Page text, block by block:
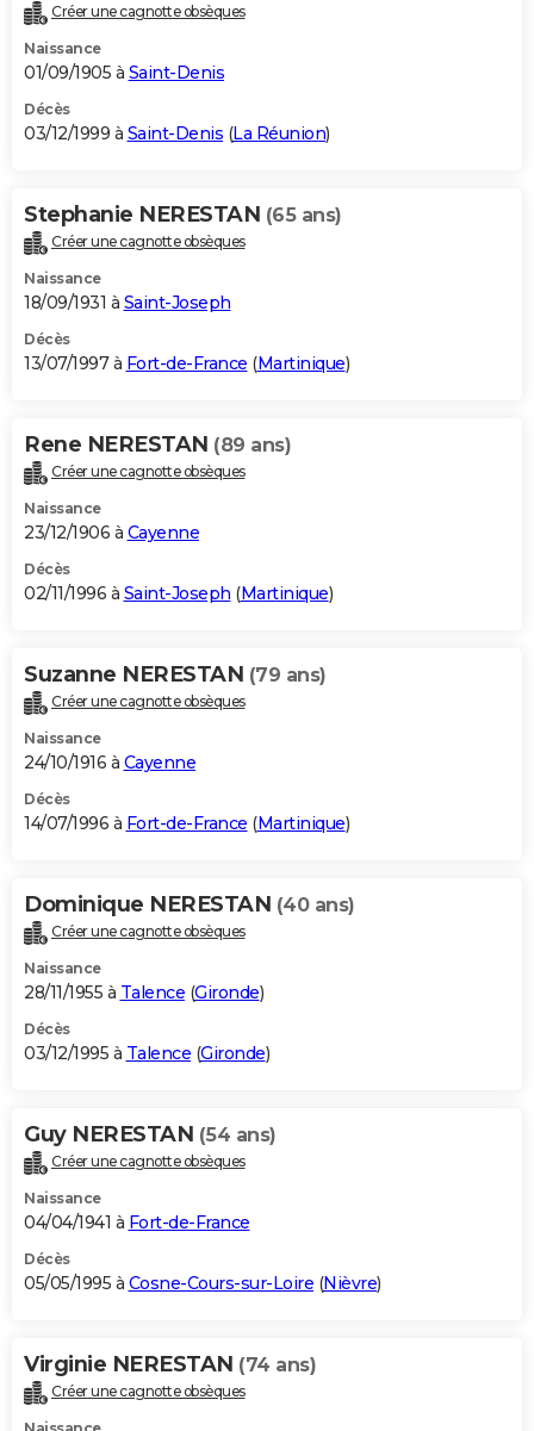
Créer une cagnotte obsèques
Naissance
01/09/1905 à Saint-Denis
Décès
03/12/1999 à Saint-Denis (La Réunion)
Stephanie NERESTAN (65 ans)
Créer une cagnotte obsèques
Naissance
18/09/1931 à Saint-Joseph
Décès
13/07/1997 à Fort-de-France (Martinique)
Rene NERESTAN (89 ans)
Créer une cagnotte obsèques
Naissance
23/12/1906 à Cayenne
Décès
02/11/1996 à Saint-Joseph (Martinique)
Suzanne NERESTAN (79 ans)
Créer une cagnotte obsèques
Naissance
24/10/1916 à Cayenne
Décès
14/07/1996 à Fort-de-France (Martinique)
Dominique NERESTAN (40 ans)
Créer une cagnotte obsèques
Naissance
28/11/1955 à Talence (Gironde)
Décès
03/12/1995 à Talence (Gironde)
Guy NERESTAN (54 ans)
Créer une cagnotte obsèques
Naissance
04/04/1941 à Fort-de-France
Décès
05/05/1995 à Cosne-Cours-sur-Loire (Nièvre)
Virginie NERESTAN (74 ans)
Créer une cagnotte obsèques